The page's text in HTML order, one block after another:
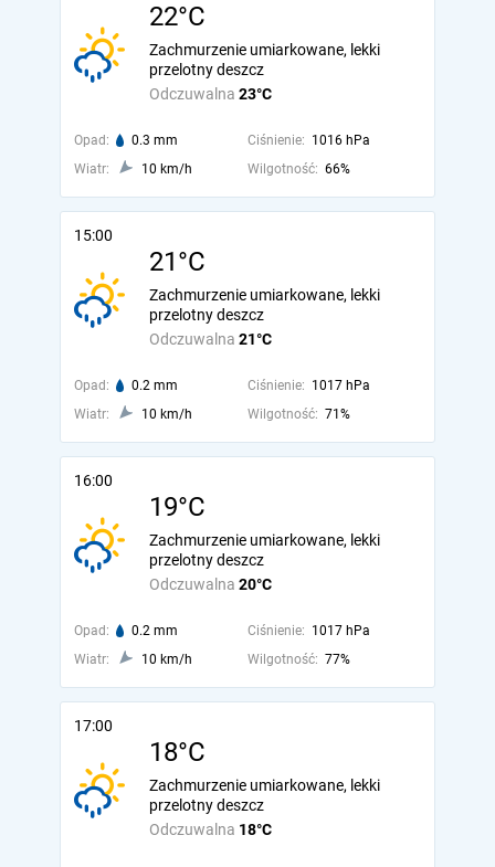
22°C
Odczuwalna 23°C
Zachmurzenie umiarkowane, lekki
przelotny deszcz
Opad: 0.3 mm Ciśnienie: 1016 hPa
Wiatr:
10 km/h Wilgotność: 66%
15:00
21°C
Odczuwalna 21°C
Zachmurzenie umiarkowane, lekki
przelotny deszcz
Opad: 0.2 mm Ciśnienie: 1017 hPa
Wiatr:
10 km/h Wilgotność: 71%
16:00
19°C
Odczuwalna 20°C
Zachmurzenie umiarkowane, lekki
przelotny deszcz
Opad: 0.2 mm Ciśnienie: 1017 hPa
Wiatr:
10 km/h Wilgotność: 77%
17:00
18°C
Odczuwalna 18°C
Zachmurzenie umiarkowane, lekki
przelotny deszcz